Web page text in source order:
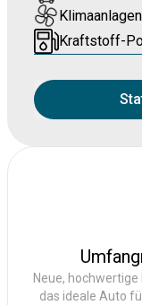
Neue,
das ideale Auto
Klimaanlagen
Kraftstoff-